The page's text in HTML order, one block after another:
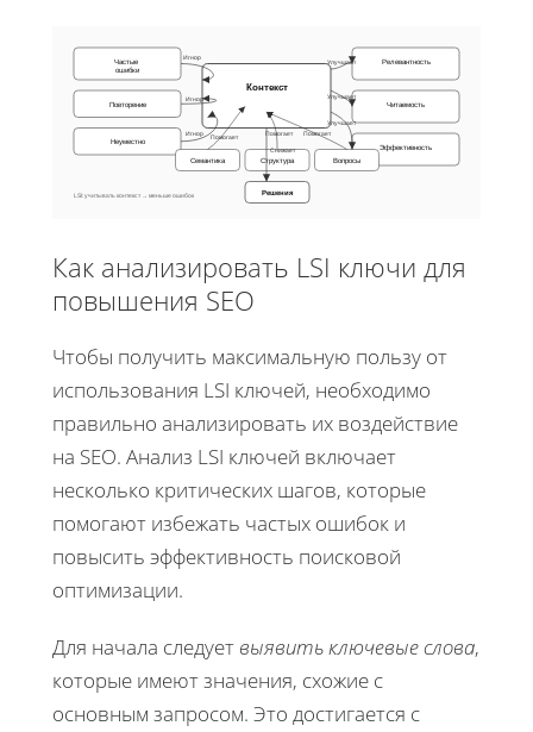
Частые
ошибки
Повторение
Неуместно
Контекст
Релевантность
Читаемость
Эффективность
Семантика Структура Вопросы
Решения
Игнор
Игнор
Игнор
Улучшает
Улучшает
Улучшает
Помогает Помогает Помогает
Снижает
LSI: учитывать контекст → меньше ошибок
Как анализировать LSI ключи для
повышения SEO
Чтобы получить максимальную пользу от
использования LSI ключей, необходимо
правильно анализировать их воздействие
на SEO. Анализ LSI ключей включает
несколько критических шагов, которые
помогают избежать частых ошибок и
повысить эффективность поисковой
оптимизации.
Для начала следует выявить ключевые слова,
которые имеют значения, схожие с
основным запросом. Это достигается с